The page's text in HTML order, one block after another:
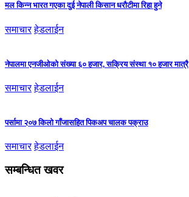
मल किन्न भारत गएका दुई नेपाली किसान धरौटीमा रिहा हुने
समाचार हेडलाईन
नेपालमा एनजीओको संख्या ६० हजार, सक्रिय संस्था १० हजार मात्रै
समाचार हेडलाईन
पर्सामा २०७ किलो गाँजासहित पिकअप चालक पक्राउ
समाचार हेडलाईन
सम्बन्धित खवर